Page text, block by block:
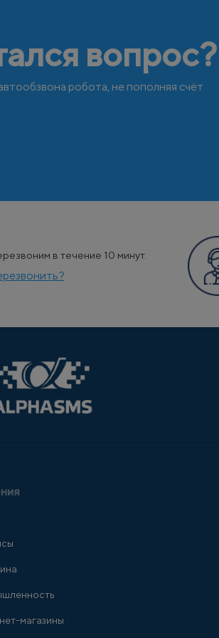
вопрос?
робота, не пополняя счёт
в течение 10 минут.
магазины